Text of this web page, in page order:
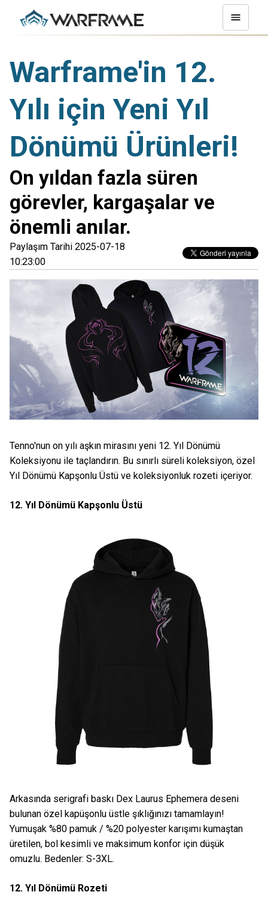
Warframe'in 12.
Yılı için Yeni Yıl
Dönümü Ürünleri!
On yıldan fazla süren
görevler, kargaşalar ve
önemli anılar.
Paylaşım Tarihi 2025-07-18
10:23:00
Tenno'nun on yılı aşkın mirasını yeni 12. Yıl Dönümü
Koleksiyonu ile taçlandırın. Bu sınırlı süreli koleksiyon, özel
Yıl Dönümü Kapşonlu Üstü ve koleksiyonluk rozeti içeriyor.
12. Yıl Dönümü Kapşonlu Üstü
Arkasında serigrafi baskı Dex Laurus Ephemera deseni
bulunan özel kapüşonlu üstle şıklığınızı tamamlayın!
Yumuşak %80 pamuk / %20 polyester karışımı kumaştan
üretilen, bol kesimli ve maksimum konfor için düşük
omuzlu. Bedenler: S-3XL.
12. Yıl Dönümü Rozeti